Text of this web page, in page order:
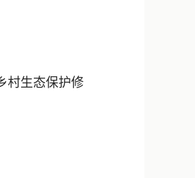
村生态保护修